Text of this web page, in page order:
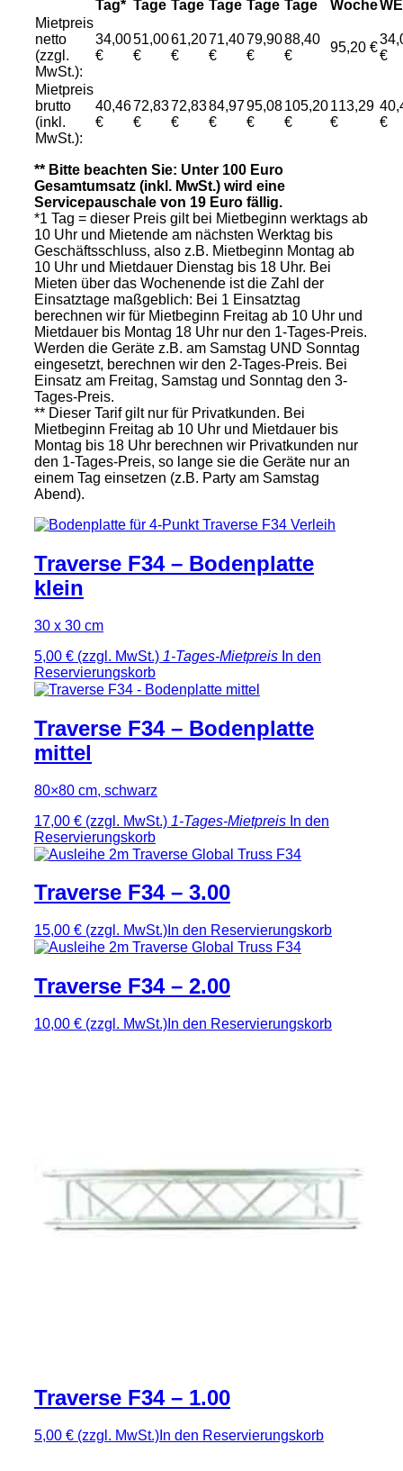
Tag* Tage Tage Tage Tage Tage Woche
Mietpreis
netto
(zzgl.
MwSt.):
34,00
€
51,00
€
61,20
€
71,40
€
79,90
€
88,40
€
95,20 €
€
Mietpreis
brutto
(inkl.
MwSt.):
40,46
€
72,83
€
72,83
€
84,97
€
95,08
€
105,20
€
113,29
€
€
** Bitte beachten Sie: Unter 100 Euro
Gesamtumsatz (inkl. MwSt.) wird eine
Servicepauschale von 19 Euro fällig.
*1 Tag = dieser Preis gilt bei Mietbeginn werktags ab
10 Uhr und Mietende am nächsten Werktag bis
Geschäftsschluss, also z.B. Mietbeginn Montag ab
10 Uhr und Mietdauer Dienstag bis 18 Uhr. Bei
Mieten über das Wochenende ist die Zahl der
Einsatztage maßgeblich: Bei 1 Einsatztag
berechnen wir für Mietbeginn Freitag ab 10 Uhr und
Mietdauer bis Montag 18 Uhr nur den 1-Tages-Preis.
Werden die Geräte z.B. am Samstag UND Sonntag
eingesetzt, berechnen wir den 2-Tages-Preis. Bei
Einsatz am Freitag, Samstag und Sonntag den 3-
Tages-Preis.
** Dieser Tarif gilt nur für Privatkunden. Bei
Mietbeginn Freitag ab 10 Uhr und Mietdauer bis
Montag bis 18 Uhr berechnen wir Privatkunden nur
den 1-Tages-Preis, so lange sie die Geräte nur an
einem Tag einsetzen (z.B. Party am Samstag
Abend).
Traverse F34 – Bodenplatte
klein
30 x 30 cm
5,00 € (zzgl. MwSt.) 1-Tages-Mietpreis In den
Reservierungskorb
Traverse F34 – Bodenplatte
mittel
80×80 cm, schwarz
17,00 € (zzgl. MwSt.) 1-Tages-Mietpreis In den
Reservierungskorb
Traverse F34 – 3.00
15,00 € (zzgl. MwSt.) In den Reservierungskorb
Traverse F34 – 2.00
10,00 € (zzgl. MwSt.) In den Reservierungskorb
Traverse F34 – 1.00
5,00 € (zzgl. MwSt.) In den Reservierungskorb